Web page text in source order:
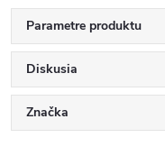
Parametre produktu
Diskusia
Značka